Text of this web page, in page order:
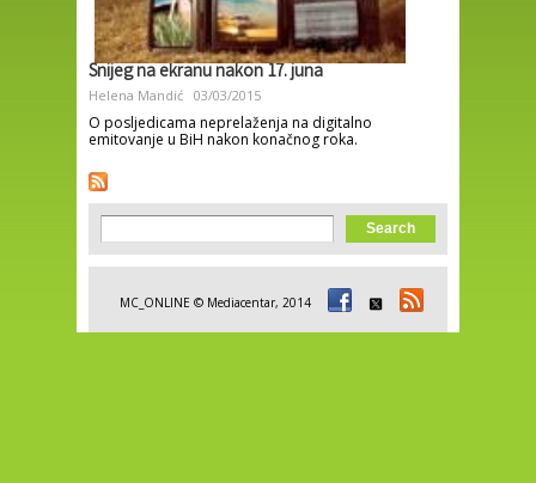
Snijeg na ekranu nakon 17. juna
Helena Mandić 03/03/2015
O posljedicama neprelaženja na digitalno
emitovanje u BiH nakon konačnog roka.
Search form
Search
MC_ONLINE © Mediacentar, 2014